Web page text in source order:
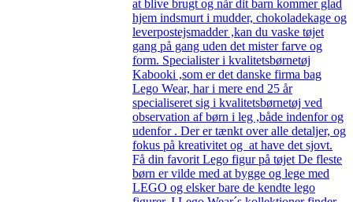
at blive brugt og når dit barn kommer glad
hjem indsmurt i mudder, chokoladekage og
leverpostejsmadder ,kan du vaske tøjet
gang på gang uden det mister farve og
form. Specialister i kvalitetsbørnetøj
Kabooki ,som er det danske firma bag
Lego Wear, har i mere end 25 år
specialiseret sig i kvalitetsbørnetøj ved
observation af børn i leg ,både indenfor og
udenfor . Der er tænkt over alle detaljer, og
fokus på kreativitet og at have det sjovt.
Få din favorit Lego figur på tøjet De fleste
børn er vilde med at bygge og lege med
LEGO og elsker bare de kendte lego